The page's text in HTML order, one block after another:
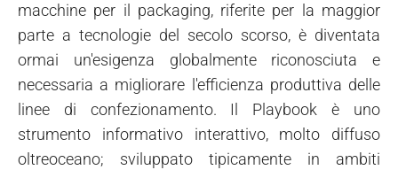
macchine per il packaging, riferite per la maggior
parte a tecnologie del secolo scorso, è diventata
ormai un'esigenza globalmente riconosciuta e
necessaria a migliorare l'efficienza produttiva delle
linee di confezionamento. Il Playbook è uno
strumento informativo interattivo, molto diffuso
oltreoceano; sviluppato tipicamente in ambiti